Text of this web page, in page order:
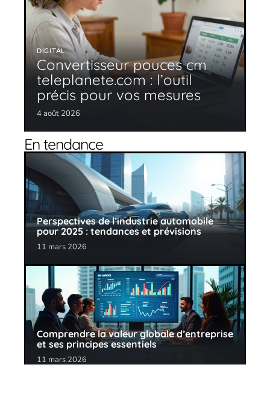
DIGITAL
Convertisseur pouces cm
teleplanete.com : l’outil
précis pour vos mesures
4 août 2026
En tendance
Perspectives de l’industrie automobile
pour 2025 : tendances et prévisions
11 mars 2026
Comprendre la valeur globale d’entreprise
et ses principes essentiels
11 mars 2026